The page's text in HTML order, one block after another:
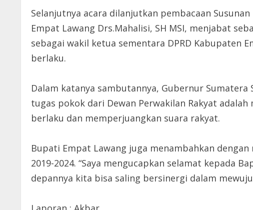
Selanjutnya acara dilanjutkan pembacaan
Empat Lawang Drs.Mahalisi, SH MSI, menjabat
sebagai wakil ketua sementara DPRD Kabupaten
berlaku.
Dalam katanya sambutannya, Gubernur
tugas pokok dari Dewan Perwakilan Rakyat
berlaku dan memperjuangkan suara rakyat.
Bupati Empat Lawang juga menambahkan
2019-2024. “Saya mengucapkan selamat kepada
depannya kita bisa saling bersinergi dalam